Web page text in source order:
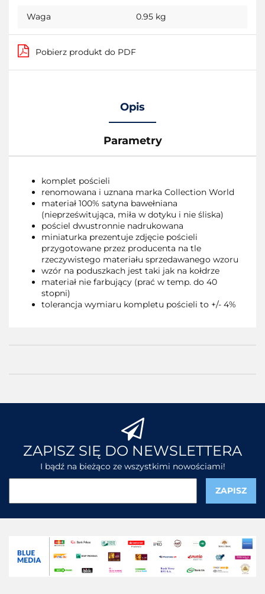
Waga 0.95 kg
Pobierz produkt do PDF
Opis
Parametry
komplet pościeli
renomowana i uznana marka Collection World
materiał 100% satyna bawełniana
(nieprześwitująca, miła w dotyku i nie śliska)
pościel dwustronnie nadrukowana
miniaturka prezentuje zdjęcie pościeli
przygotowane przez producenta na tle
rzeczywistego materiału sprzedawanego wzoru
wzór na poduszkach jest taki jak na kołdrze
materiał nie farbujący (prać w temp. do 40
stopni)
tolerancja wymiaru kompletu pościeli to +/- 4%
ZAPISZ SIĘ DO NEWSLETTERA
I bądź na bieżąco ze wszystkimi nowościami!